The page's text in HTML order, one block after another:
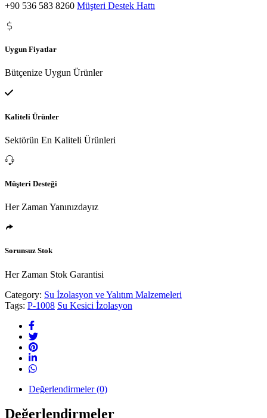
+90 536 583 8260 Müşteri Destek Hattı
Uygun Fiyatlar
Bütçenize Uygun Ürünler
Kaliteli Ürünler
Sektörün En Kaliteli Ürünleri
Müşteri Desteği
Her Zaman Yanınızdayız
Sorunsuz Stok
Her Zaman Stok Garantisi
Category: Su İzolasyon ve Yalıtım Malzemeleri
Tags: P-1008 Su Kesici İzolasyon
Değerlendirmeler (0)
Değerlendirmeler